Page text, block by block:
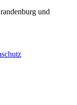
und